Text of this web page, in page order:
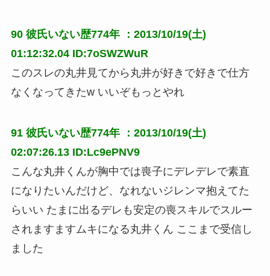
90 彼氏いない歴774年
：2013/10/19(土)
01:12:32.04 ID:7oSWZWuR
このスレの丸井見てから丸井が好きで好きで仕方
なくなってきたw いいぞもっとやれ
91 彼氏いない歴774年
：2013/10/19(土)
02:07:26.13 ID:Lc9ePNV9
こんな丸井くんが胸中では喪子にデレデレで素直
になりたいんだけど、なれないジレンマ抱えてた
らいい たまに出るデレも安定の喪スキルでスルー
されますますムキになる丸井くん ここまで受信し
ました